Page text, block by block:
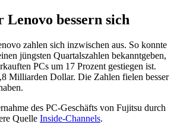
Lenovo bessern sich
zahlen sich inzwischen aus. So konnte
jüngsten Quartalszahlen bekanntgeben,
PCs um 17 Prozent gestiegen ist.
Milliarden Dollar. Die Zahlen fielen besser
des PC-Geschäfts von Fujitsu durch
Quelle Inside-Channels.